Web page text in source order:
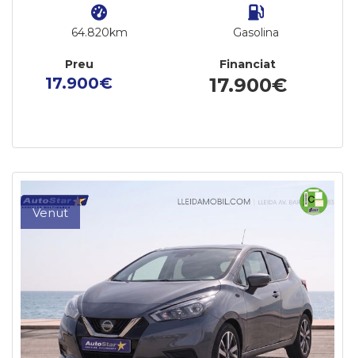
64.820km Gasolina
Preu
17.900€
Financiat
17.900€
Venut